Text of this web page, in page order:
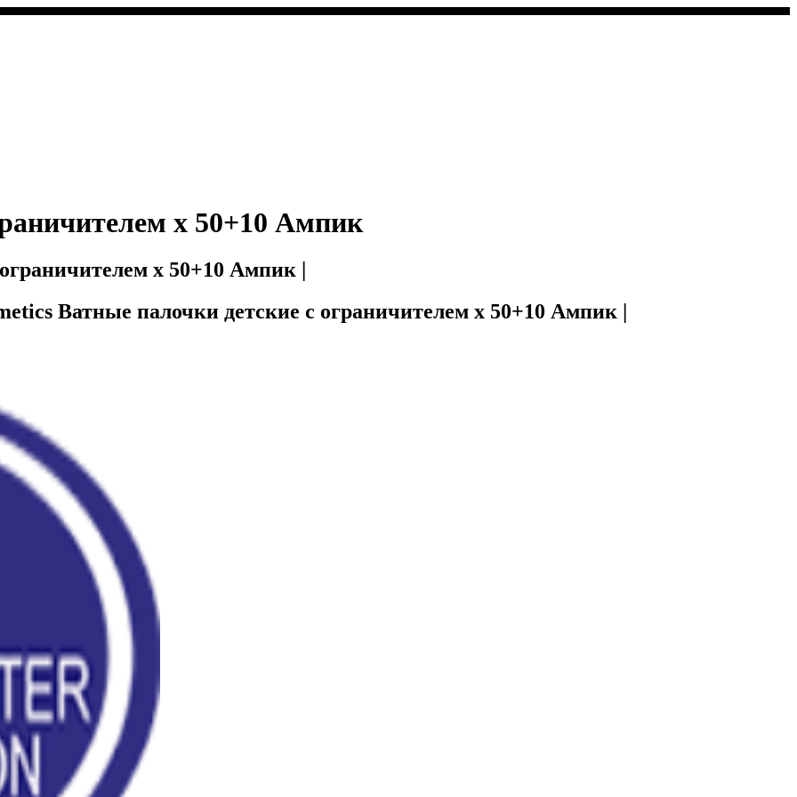
x 50+10 Ампик
x 50+10 Ампик |
Ватные палочки детские с ограничителем x 50+10 Ампик |